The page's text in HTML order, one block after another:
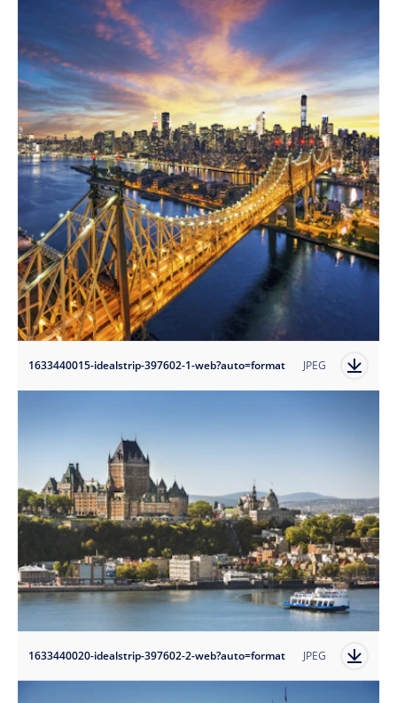
1633440015-idealstrip-397602-1-web?auto=format JPEG
1633440020-idealstrip-397602-2-web?auto=format JPEG